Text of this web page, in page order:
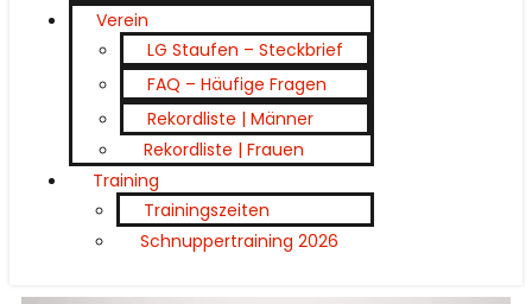
Verein
LG Staufen – Steckbrief
FAQ – Häufige Fragen
Rekordliste | Männer
Rekordliste | Frauen
Training
Trainingszeiten
Schnuppertraining 2026